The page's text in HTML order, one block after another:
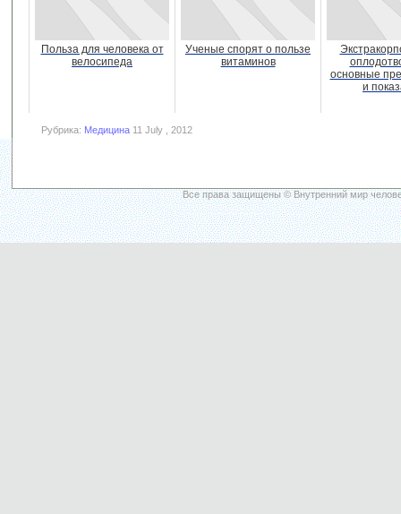
Польза для человека от
велосипеда
Ученые спорят о пользе
витаминов
основные
и
Рубрика: Медицина 11 July , 2012
Все права защищены © Внутренний мир